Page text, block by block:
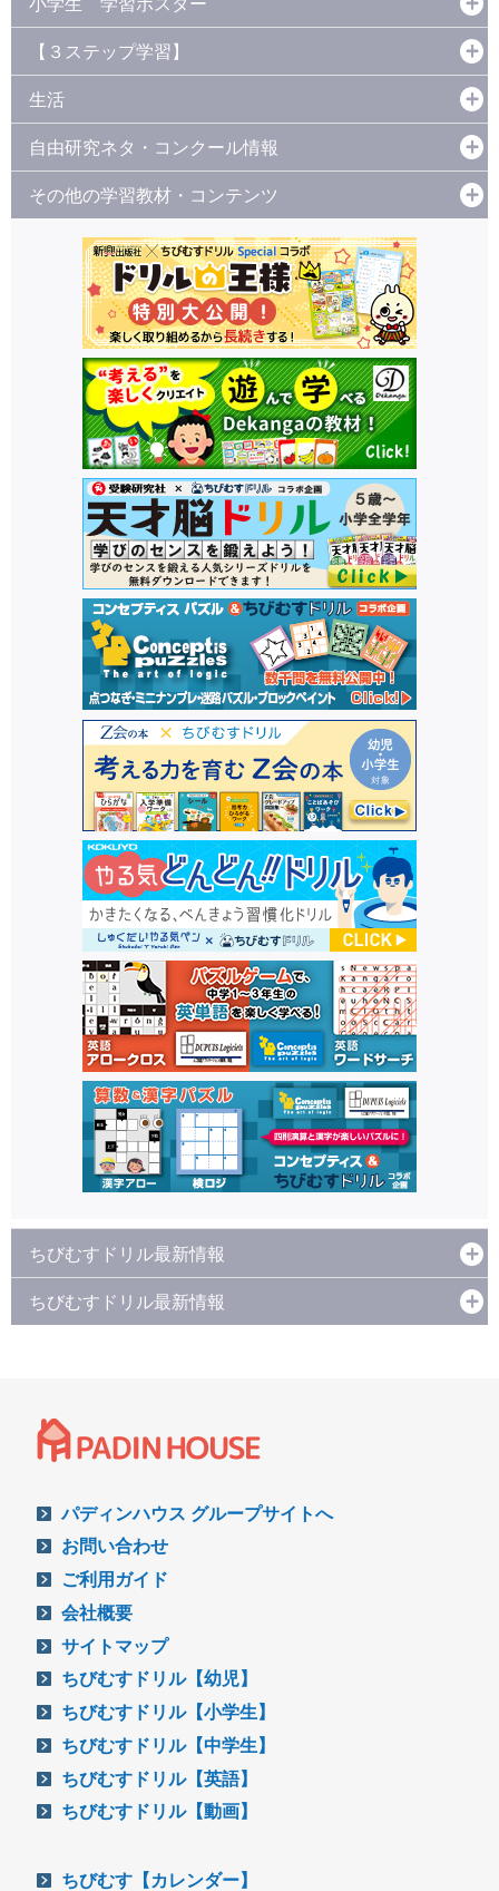
【３ステップ学習】
生活
自由研究ネタ・コンクール情報
その他の学習教材・コンテンツ
ちびむすドリル最新情報
ちびむすドリル最新情報
パディンハウス グループサイトへ
お問い合わせ
ご利用ガイド
会社概要
サイトマップ
ちびむすドリル【幼児】
ちびむすドリル【小学生】
ちびむすドリル【中学生】
ちびむすドリル【英語】
ちびむすドリル【動画】
ちびむす【カレンダー】